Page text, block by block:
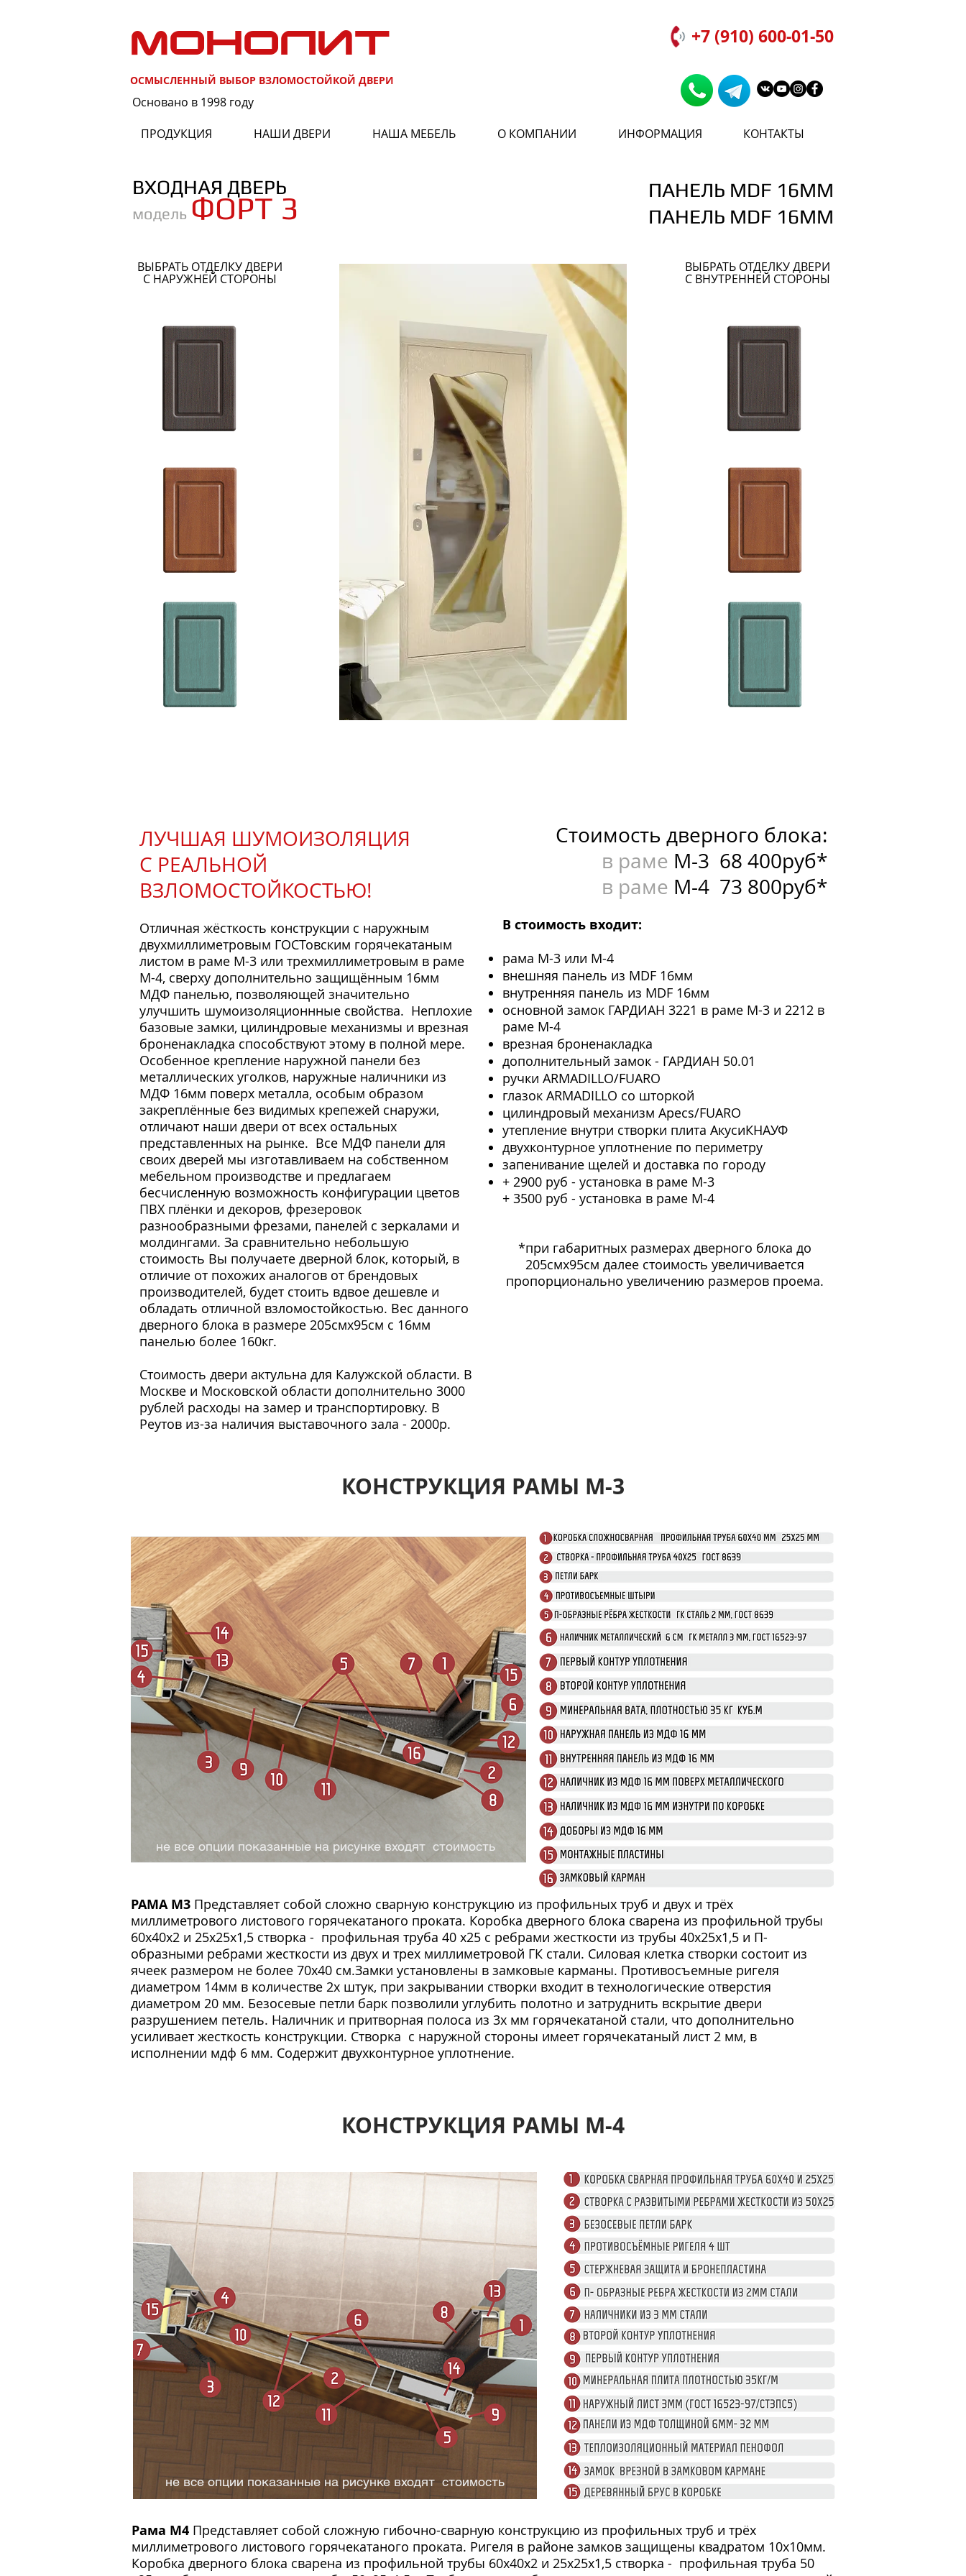
МОНОЛИТ
ОСМЫСЛЕННЫЙ ВЫБОР ВЗЛОМОСТОЙКОЙ ДВЕРИ
Основано в 1998 году
+7 (910) 600-01-50
ПРОДУКЦИЯ НАШИ ДВЕРИ НАША МЕБЕЛЬ О КОМПАНИИ ИНФОРМАЦИЯ КОНТАКТЫ
ВХОДНАЯ ДВЕРЬ
модель ФОРТ 3
ПАНЕЛЬ MDF 16ММ
ПАНЕЛЬ MDF 16ММ
ВЫБРАТЬ ОТДЕЛКУ ДВЕРИ
С НАРУЖНЕЙ СТОРОНЫ
ВЫБРАТЬ ОТДЕЛКУ ДВЕРИ
С ВНУТРЕННЕЙ СТОРОНЫ
ЛУЧШАЯ ШУМОИЗОЛЯЦИЯ
С РЕАЛЬНОЙ
ВЗЛОМОСТОЙКОСТЬЮ!
Отличная жёсткость конструкции с наружным
двухмиллиметровым ГОСТовским горячекатаным
листом в раме М-3 или трехмиллиметровым в раме
М-4, сверху дополнительно защищённым 16мм
МДФ панелью, позволяющей значительно
улучшить шумоизоляционнные свойства. Неплохие
базовые замки, цилиндровые механизмы и врезная
броненакладка способствуют этому в полной мере.
Особенное крепление наружной панели без
металлических уголков, наружные наличники из
МДФ 16мм поверх металла, особым образом
закреплённые без видимых крепежей снаружи,
отличают наши двери от всех остальных
представленных на рынке. Все МДФ панели для
своих дверей мы изготавливаем на собственном
мебельном производстве и предлагаем
бесчисленную возможность конфигурации цветов
ПВХ плёнки и декоров, фрезеровок
разнообразными фрезами, панелей с зеркалами и
молдингами. За сравнительно небольшую
стоимость Вы получаете дверной блок, который, в
отличие от похожих аналогов от брендовых
производителей, будет стоить вдвое дешевле и
обладать отличной взломостойкостью. Вес данного
дверного блока в размере 205смх95см с 16мм
панелью более 160кг.
Стоимость двери актульна для Калужской области. В
Москве и Московской области дополнительно 3000
рублей расходы на замер и транспортировку. В
Реутов из-за наличия выставочного зала - 2000р.
Стоимость дверного блока:
в раме М-3 68 400руб*
в раме М-4 73 800руб*
В стоимость входит:
рама М-3 или М-4
внешняя панель из MDF 16мм
внутренняя панель из MDF 16мм
основной замок ГАРДИАН 3221 в раме М-3 и 2212 в
раме М-4
врезная броненакладка
дополнительный замок - ГАРДИАН 50.01
ручки ARMADILLO/FUARO
глазок ARMADILLO со шторкой
цилиндровый механизм Apecs/FUARO
утепление внутри створки плита АкусиКНАУФ
двухконтурное уплотнение по периметру
запенивание щелей и доставка по городу
+ 2900 руб - установка в раме М-3
+ 3500 руб - установка в раме М-4
*при габаритных размерах дверного блока до
205смх95см далее стоимость увеличивается
пропорционально увеличению размеров проема.
КОНСТРУКЦИЯ РАМЫ М-3
не все опции показанные на рисунке входят стоимость
не все опции показанные на рисунке входят стоимость
РАМА M3 Представляет собой сложно сварную конструкцию из профильных труб и двух и трёх
миллиметрового листового горячекатаного проката. Коробка дверного блока сварена из профильной трубы
60х40х2 и 25х25х1,5 створка - профильная труба 40 х25 с ребрами жесткости из трубы 40х25х1,5 и П-
образными ребрами жесткости из двух и трех миллиметровой ГК стали. Силовая клетка створки состоит из
ячеек размером не более 70х40 см.Замки установлены в замковые карманы. Противосъемные ригеля
диаметром 14мм в количестве 2х штук, при закрывании створки входит в технологические отверстия
диаметром 20 мм. Безосевые петли барк позволили углубить полотно и затруднить вскрытие двери
разрушением петель. Наличник и притворная полоса из 3х мм горячекатаной стали, что дополнительно
усиливает жесткость конструкции. Створка с наружной стороны имеет горячекатаный лист 2 мм, в
исполнении мдф 6 мм. Содержит двухконтурное уплотнение.
не все опции показанные на рисунке входят стоимость
КОНСТРУКЦИЯ РАМЫ М-4
Рама M4 Представляет собой сложную гибочно-сварную конструкцию из профильных труб и трёх
миллиметрового листового горячекатаного проката. Ригеля в районе замков защищены квадратом 10х10мм.
Коробка дверного блока сварена из профильной трубы 60х40х2 и 25х25х1,5 створка - профильная труба 50
не все опции показанные на рисунке входят стоимость